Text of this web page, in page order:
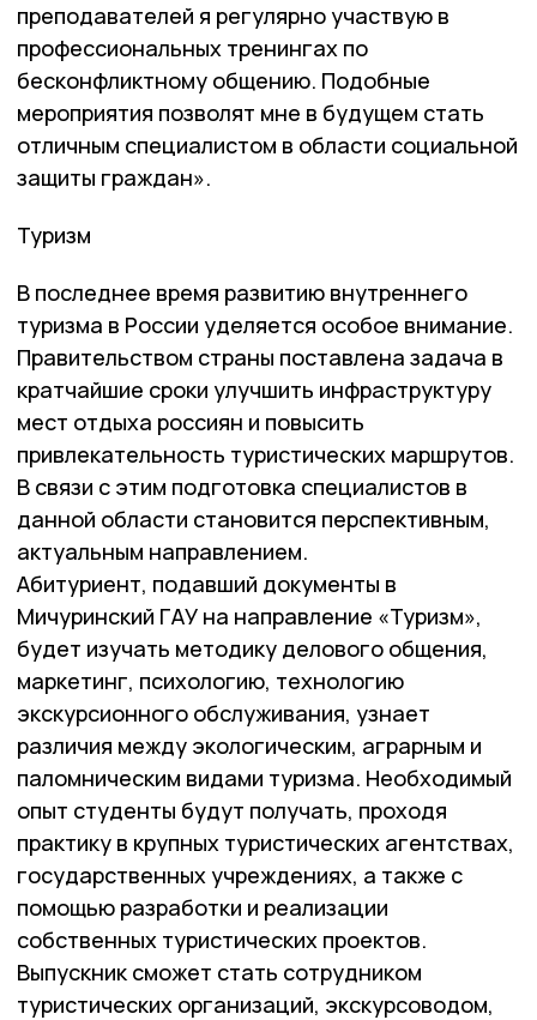
преподавателей я регулярно участвую в
профессиональных тренингах по
бесконфликтному общению. Подобные
мероприятия позволят мне в будущем стать
отличным специалистом в области социальной
защиты граждан».
Туризм
В последнее время развитию внутреннего
туризма в России уделяется особое внимание.
Правительством страны поставлена задача в
кратчайшие сроки улучшить инфраструктуру
мест отдыха россиян и повысить
привлекательность туристических маршрутов.
В связи с этим подготовка специалистов в
данной области становится перспективным,
актуальным направлением.
Абитуриент, подавший документы в
Мичуринский ГАУ на направление «Туризм»,
будет изучать методику делового общения,
маркетинг, психологию, технологию
экскурсионного обслуживания, узнает
различия между экологическим, аграрным и
паломническим видами туризма. Необходимый
опыт студенты будут получать, проходя
практику в крупных туристических агентствах,
государственных учреждениях, а также с
помощью разработки и реализации
собственных туристических проектов.
Выпускник сможет стать сотрудником
туристических организаций, экскурсоводом,